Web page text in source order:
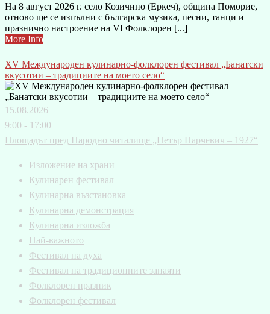
На 8 август 2026 г. село Козичино (Еркеч), община Поморие,
отново ще се изпълни с българска музика, песни, танци и
празнично настроение на VI Фолклорен [...]
More Info
XV Международен кулинарно-фолклорен фестивал „Банатски
вкусотии – традициите на моето село“
15.08.2026
9:00 - 17:00
Площадът пред Народно читалище „Петър Парчевич – 1927“
Изложение на храни
Кулинарен фестивал
Кулинарна възстановка
Кулинарна демонстрация
Кулинарна изложба
Най-важното
Фестивал на духа
Фестивал на традиционните занаяти
Фолклорен празник
Фолклорен фестивал